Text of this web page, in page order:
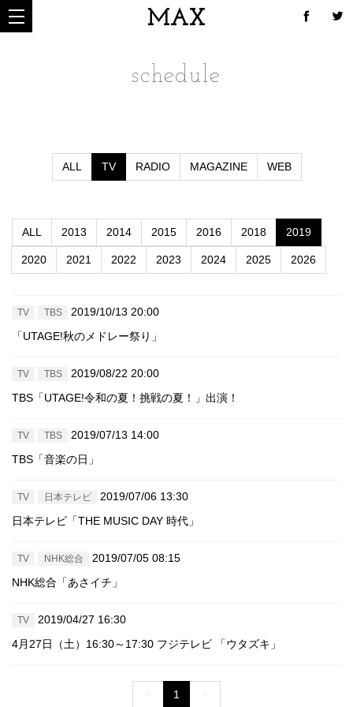
MAX
schedule
ALL TV RADIO MAGAZINE WEB
ALL 2013 2014 2015 2016 2018 2019
2020 2021 2022 2023 2024 2025 2026
TV TBS
2019/10/13 20:00
「UTAGE!秋のメドレー祭り」
TV TBS
2019/08/22 20:00
TBS「UTAGE!令和の夏！挑戦の夏！」出演！
TV TBS
2019/07/13 14:00
TBS「音楽の日」
TV 日本テレビ
2019/07/06 13:30
日本テレビ「THE MUSIC DAY 時代」
TV NHK総合
2019/07/05 08:15
NHK総合「あさイチ」
TV
2019/04/27 16:30
4月27日（土）16:30～17:30 フジテレビ 「ウタズキ」
1